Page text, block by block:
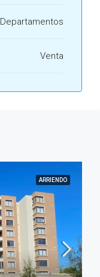
Departamentos
Venta
ARRIENDO